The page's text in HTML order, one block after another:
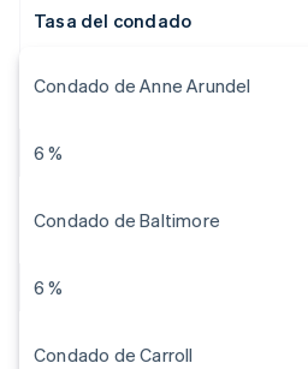
Tasa del condado
Condado de Anne Arundel
6 %
Condado de Baltimore
6 %
Condado de Carroll